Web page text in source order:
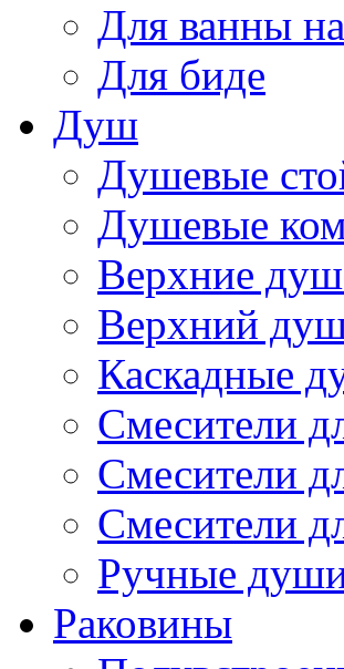
Для ванны
Для биде
Душ
Душевые
Душевые
Верхние
Верхний
Каскадные
Смесители
Смесители
Смесители
Ручные
Раковины